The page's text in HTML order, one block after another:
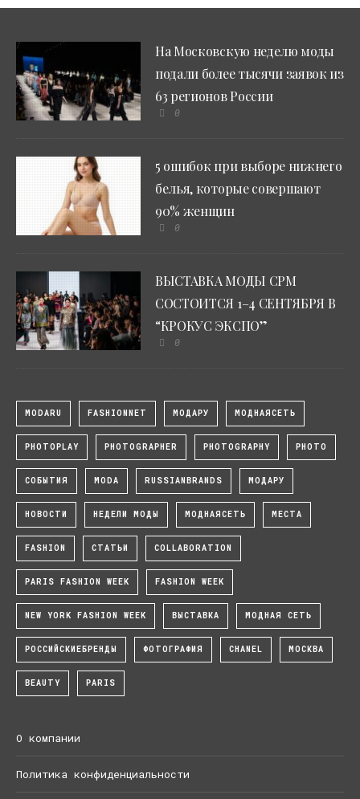
На Московскую неделю моды
подали более тысячи заявок из
63 регионов России
0
5 ошибок при выборе нижнего
белья, которые совершают
90% женщин
0
ВЫСТАВКА МОДЫ CPM
СОСТОИТСЯ 1–4 СЕНТЯБРЯ В
“КРОКУС ЭКСПО”
0
MODARU FASHIONNET МОДАРУ МОДНАЯСЕТЬ
PHOTOPLAY PHOTOGRAPHER PHOTOGRAPHY PHOTO
СОБЫТИЯ MODA RUSSIANBRANDS МОДАРУ
НОВОСТИ НЕДЕЛИ МОДЫ МОДНАЯСЕТЬ МЕСТА
FASHION СТАТЬИ COLLABORATION
PARIS FASHION WEEK FASHION WEEK
NEW YORK FASHION WEEK ВЫСТАВКА МОДНАЯ СЕТЬ
РОССИЙСКИЕБРЕНДЫ ФОТОГРАФИЯ CHANEL МОСКВА
BEAUTY PARIS
О компании
Политика конфиденциальности